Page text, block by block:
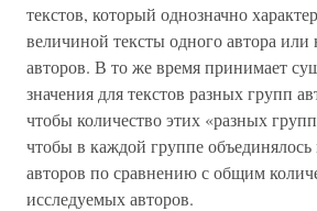
текстов, который однозначно
величиной тексты одного автора
авторов. В то же время принимает
значения для текстов разных групп
чтобы количество этих «разных
чтобы в каждой группе
авторов по сравнению с общим
исследуемых авторов.